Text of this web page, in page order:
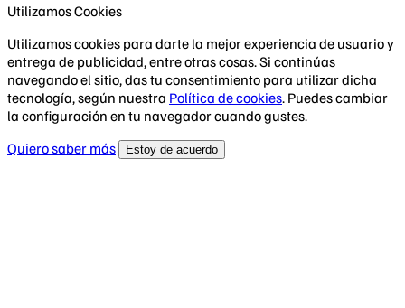
Utilizamos Cookies
Utilizamos cookies para darte la mejor experiencia de usuario y
entrega de publicidad, entre otras cosas. Si continúas
navegando el sitio, das tu consentimiento para utilizar dicha
tecnología, según nuestra Política de cookies. Puedes cambiar
la configuración en tu navegador cuando gustes.
Quiero saber más
Estoy de acuerdo